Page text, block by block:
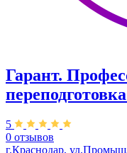
Гарант.
5
0 отзывов
г.Краснодар,